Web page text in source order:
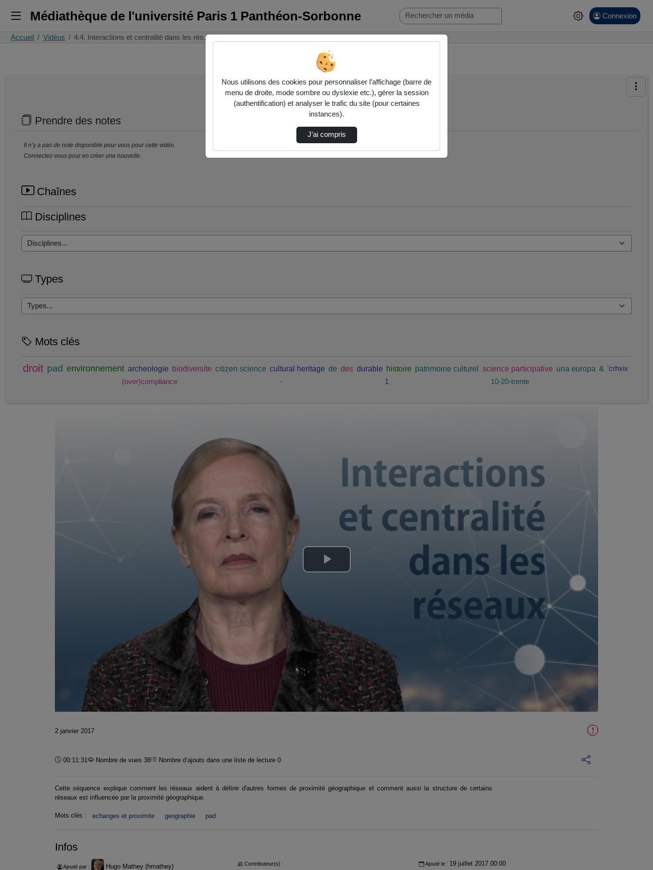
Médiathèque de l'université Paris 1 Panthéon-Sorbonne Connexion
Accueil Vidéos 4.4. Interactions et centralité dans les rés…
Prendre des notes
Il n’y a pas de note disponible pour vous pour cette vidéo.
Connectez-vous pour en créer une nouvelle.
Chaînes
Disciplines
Types
Mots clés
droit pad environnement archeologie biodiversite citizen science cultural heritage de des durable histoire patrimoine culturel science participative una europa & 'crhxix
(over)compliance
- 1 10-20-trente
Lire
vidéo
2 janvier 2017
Durée :
00:11:31 Nombre de vues 38 Nombre d’ajouts dans une liste de lecture 0
Cette séquence explique comment les réseaux aident à définir d'autres formes de proximité géographique et comment aussi la structure de certains
réseaux est influencée par la proximité géographique.
Mots clés : echanges et proximite geographie pad
Infos
Ajouté par : Hugo Mathey (hmathey) Contributeur(s) : Ajouté le : 19 juillet 2017 00:00
Nous utilisons des cookies pour personnaliser l’affichage (barre de
menu de droite, mode sombre ou dyslexie etc.), gérer la session
(authentification) et analyser le trafic du site (pour certaines
instances).
J’ai compris